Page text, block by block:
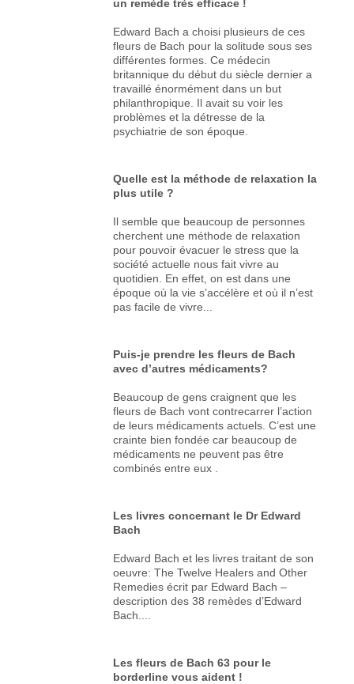
un remède très efficace !
Edward Bach a choisi plusieurs de ces
fleurs de Bach pour la solitude sous ses
différentes formes. Ce médecin
britannique du début du siècle dernier a
travaillé énormément dans un but
philanthropique. Il avait su voir les
problèmes et la détresse de la
psychiatrie de son époque.
Quelle est la méthode de relaxation la
plus utile ?
Il semble que beaucoup de personnes
cherchent une méthode de relaxation
pour pouvoir évacuer le stress que la
société actuelle nous fait vivre au
quotidien. En effet, on est dans une
époque où la vie s’accélère et où il n’est
pas facile de vivre...
Puis-je prendre les fleurs de Bach
avec d’autres médicaments?
Beaucoup de gens craignent que les
fleurs de Bach vont contrecarrer l’action
de leurs médicaments actuels. C’est une
crainte bien fondée car beaucoup de
médicaments ne peuvent pas être
combinés entre eux .
Les livres concernant le Dr Edward
Bach
Edward Bach et les livres traitant de son
oeuvre: The Twelve Healers and Other
Remedies écrit par Edward Bach –
description des 38 remèdes d’Edward
Bach....
Les fleurs de Bach 63 pour le
borderline vous aident !